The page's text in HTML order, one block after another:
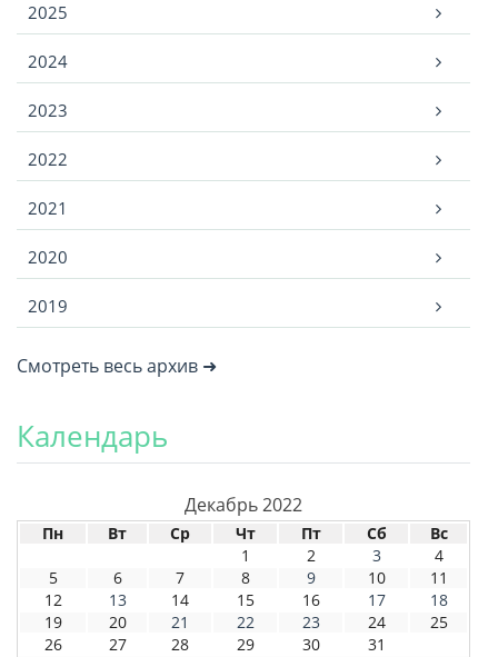
2025
2024
2023
2022
2021
2020
2019
Смотреть весь архив ➜
Календарь
Декабрь 2022
Пн Вт Ср Чт Пт Сб
Вс
1
2 3
4
5
6 7 8 9 10
11
12
13 14 15 16 17
18
19
20 21 22 23 24
25
26
27 28 29 30 31